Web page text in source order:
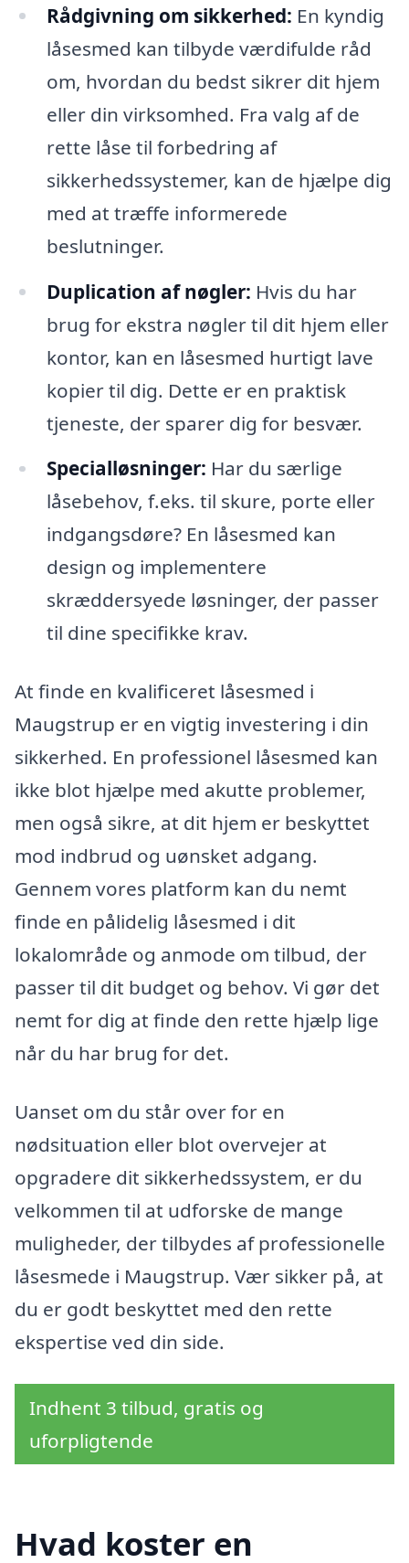
Rådgivning om sikkerhed: En kyndig
låsesmed kan tilbyde værdifulde råd
om, hvordan du bedst sikrer dit hjem
eller din virksomhed. Fra valg af de
rette låse til forbedring af
sikkerhedssystemer, kan de hjælpe dig
med at træffe informerede
beslutninger.
Duplication af nøgler: Hvis du har
brug for ekstra nøgler til dit hjem eller
kontor, kan en låsesmed hurtigt lave
kopier til dig. Dette er en praktisk
tjeneste, der sparer dig for besvær.
Specialløsninger: Har du særlige
låsebehov, f.eks. til skure, porte eller
indgangsdøre? En låsesmed kan
design og implementere
skræddersyede løsninger, der passer
til dine specifikke krav.
At finde en kvalificeret låsesmed i
Maugstrup er en vigtig investering i din
sikkerhed. En professionel låsesmed kan
ikke blot hjælpe med akutte problemer,
men også sikre, at dit hjem er beskyttet
mod indbrud og uønsket adgang.
Gennem vores platform kan du nemt
finde en pålidelig låsesmed i dit
lokalområde og anmode om tilbud, der
passer til dit budget og behov. Vi gør det
nemt for dig at finde den rette hjælp lige
når du har brug for det.
Uanset om du står over for en
nødsituation eller blot overvejer at
opgradere dit sikkerhedssystem, er du
velkommen til at udforske de mange
muligheder, der tilbydes af professionelle
låsesmede i Maugstrup. Vær sikker på, at
du er godt beskyttet med den rette
ekspertise ved din side.
Indhent 3 tilbud, gratis og
uforpligtende
Hvad koster en